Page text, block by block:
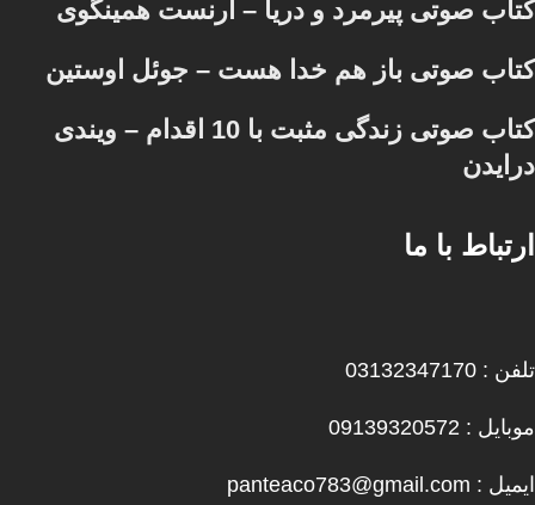
کتاب صوتی پیرمرد و دریا – ارنست همینگوی
کتاب صوتی باز هم خدا هست – جوئل اوستین
کتاب صوتی زندگی مثبت با 10 اقدام – ویندی
درایدن
ارتباط با ما
تلفن : 03132347170
موبایل : 09139320572
ایمیل : panteaco783@gmail.com